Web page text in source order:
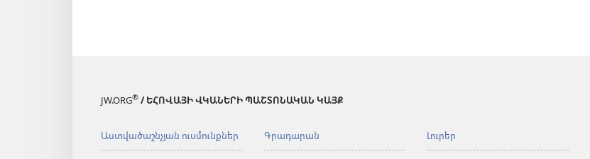
JW.ORG® / ԵՀՈՎԱՅԻ ՎԿԱՆԵՐԻ ՊԱՇՏՈՆԱԿԱՆ ԿԱՅՔ
Աստվածաշնչյան ուսմունքներ Գրադարան Լուրեր